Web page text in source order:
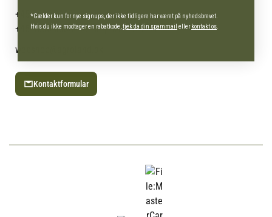
+45 7692 2900
AgroLand Vamdrup
+45 4630 0885 Webshop (Man-fre 10-16)
webshop@agroland.dk
Kontaktformular
*Gælder kun for nye signups, der ikke tidligere har været på nyhedsbrevet.
Hvis du ikke modtager en rabatkode, tjek da din spammail ellerkontakt os